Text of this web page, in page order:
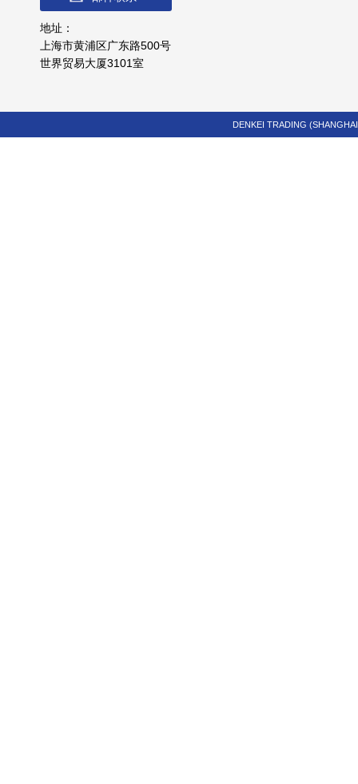
地址：
上海市黄浦区广东路500号
世界贸易大厦3101室
DENKEI TRADING